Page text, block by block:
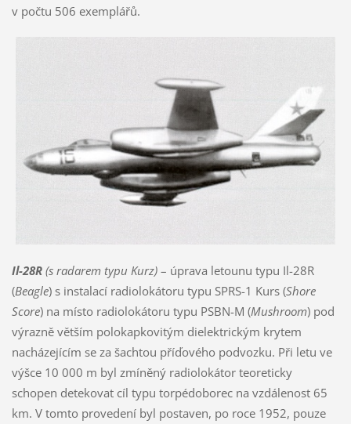
v počtu 506 exemplářů.
Il-28R (s radarem typu Kurz) – úprava letounu typu Il-28R
(Beagle) s instalací radiolokátoru typu SPRS-1 Kurs (Shore
Score) na místo radiolokátoru typu PSBN-M (Mushroom) pod
výrazně větším polokapkovitým dielektrickým krytem
nacházejícím se za šachtou příďového podvozku. Při letu ve
výšce 10 000 m byl zmíněný radiolokátor teoreticky
schopen detekovat cíl typu torpédoborec na vzdálenost 65
km. V tomto provedení byl postaven, po roce 1952, pouze